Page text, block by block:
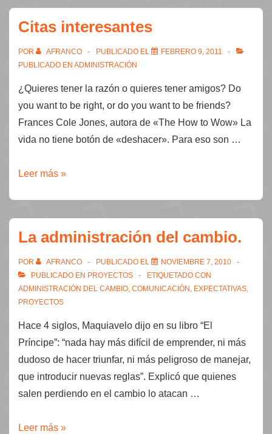
Citas interesantes
POR AFRANCO PUBLICADO EL
FEBRERO 9, 2011
PUBLICADO EN ADMINISTRACIÓN
¿Quieres tener la razón o quieres tener amigos? Do
you want to be right, or do you want to be friends?
Frances Cole Jones, autora de «The How to Wow» La
vida no tiene botón de «deshacer». Para eso son …
Citas
Leer más »
La administración del cambio.
POR AFRANCO PUBLICADO EL
NOVIEMBRE 7, 2010
PUBLICADO EN PROYECTOS
ETIQUETADO CON
ADMINISTRACIÓN DEL CAMBIO, COMUNICACIÓN , EXPECTATIVAS,
PROYECTOS
Hace 4 siglos, Maquiavelo dijo en su libro “El
Príncipe”: “nada hay más difícil de emprender, ni más
dudoso de hacer triunfar, ni más peligroso de manejar,
que introducir nuevas reglas”. Explicó que quienes
salen perdiendo en el cambio lo atacan …
La
Leer más »